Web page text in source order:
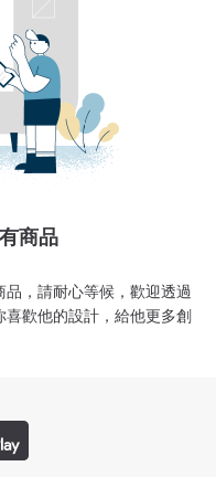
商品
，請耐心等候，歡迎透過
喜歡他的設計，給他更多創